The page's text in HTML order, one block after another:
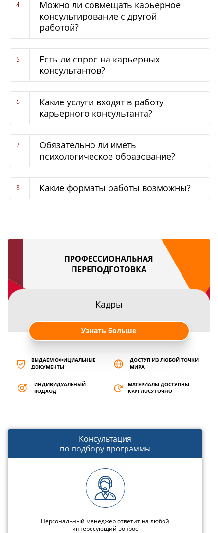
Можно ли совмещать карьерное
консультирование с другой
работой?
Есть ли спрос на карьерных
консультантов?
Какие услуги входят в работу
карьерного консультанта?
Обязательно ли иметь
психологическое образование?
Какие форматы работы возможны?
ПРОФЕССИОНАЛЬНАЯ
ПЕРЕПОДГОТОВКА
Кадры
Узнать больше
ВЫДАЕМ ОФИЦИАЛЬНЫЕ
ДОКУМЕНТЫ
ДОСТУП ИЗ ЛЮБОЙ ТОЧКИ
МИРА
ИНДИВИДУАЛЬНЫЙ
ПОДХОД
МАТЕРИАЛЫ ДОСТУПНЫ
КРУГЛОСУТОЧНО
Консультация
по подбору программы
Персональный менеджер ответит на любой
интересующий вопрос